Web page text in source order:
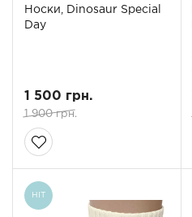
Носки, Dinosaur Special
Day
1 500 грн.
1 900 грн.
HIT